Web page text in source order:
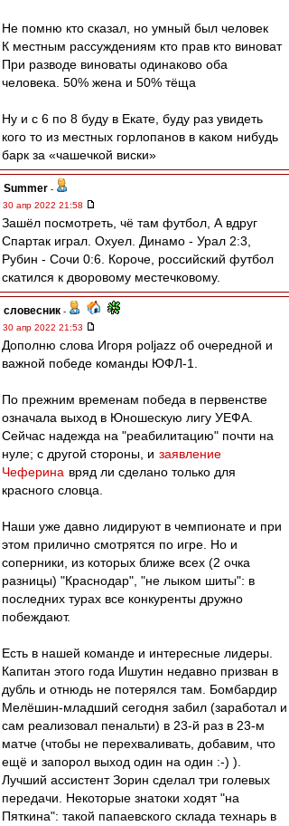
Не помню кто сказал, но умный был человек
К местным рассуждениям кто прав кто виноват
При разводе виноваты одинаково оба
человека. 50% жена и 50% тёща
Ну и с 6 по 8 буду в Екате, буду раз увидеть
кого то из местных горлопанов в каком нибудь
барк за «чашечкой виски»
Summer -
30 апр 2022 21:58
Зашёл посмотреть, чё там футбол, А вдруг
Спартак играл. Охуел. Динамо - Урал 2:3,
Рубин - Сочи 0:6. Короче, российский футбол
скатился к дворовому местечковому.
словесник -
30 апр 2022 21:53
Дополню слова Игоря poljazz об очередной и
важной победе команды ЮФЛ-1.
По прежним временам победа в первенстве
означала выход в Юношескую лигу УЕФА.
Сейчас надежда на "реабилитацию" почти на
нуле; с другой стороны, и заявление
Чеферина вряд ли сделано только для
красного словца.
Наши уже давно лидируют в чемпионате и при
этом прилично смотрятся по игре. Но и
соперники, из которых ближе всех (2 очка
разницы) "Краснодар", "не лыком шиты": в
последних турах все конкуренты дружно
побеждают.
Есть в нашей команде и интересные лидеры.
Капитан этого года Ишутин недавно призван в
дубль и отнюдь не потерялся там. Бомбардир
Мелёшин-младший сегодня забил (заработал и
сам реализовал пенальти) в 23-й раз в 23-м
матче (чтобы не перехваливать, добавим, что
ещё и запорол выход один на один :-) ).
Лучший ассистент Зорин сделал три голевых
передачи. Некоторые знатоки ходят "на
Пяткина": такой папаевского склада технарь в